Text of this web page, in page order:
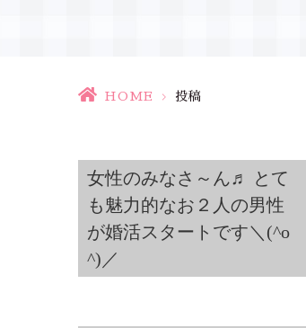
HOME > 投稿
女性のみなさ～ん♬ とて
も魅力的なお２人の男性
が婚活スタートです＼(^o
^)／